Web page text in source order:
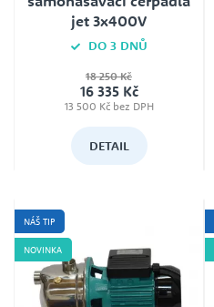
jet 3x400V
DO 3 DNŮ
Jmenovité napětí
400 V
18 250 Kč
16 335 Kč
13 500 Kč bez DPH
DETAIL
NÁŠ TIP
NOVINKA